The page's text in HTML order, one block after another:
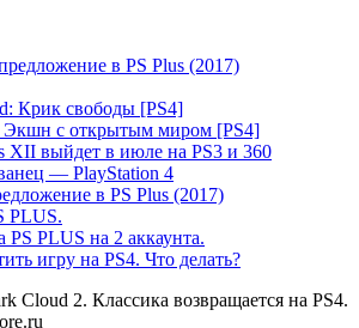
в PS Plus (2017)
Крик свободы [PS4]
Экшн с открытым миром [PS4]
XII выйдет в июле на PS3 и 360
— PlayStation 4
в PS Plus (2017)
PLUS.
PLUS на 2 аккаунта.
игру на PS4. Что делать?
Cloud 2. Классика возвращается на PS4.